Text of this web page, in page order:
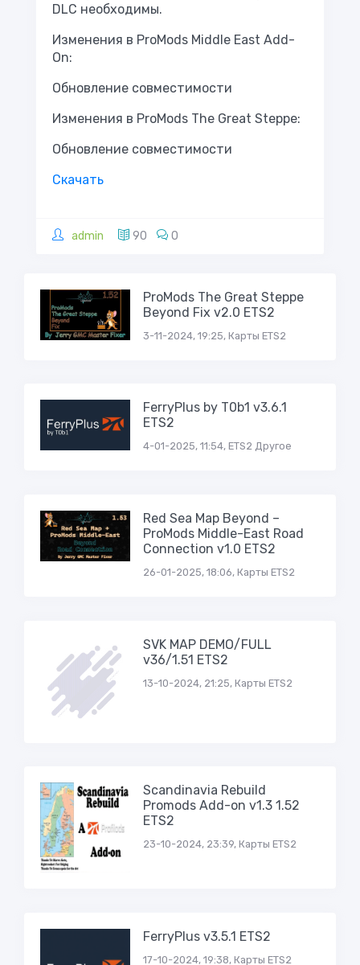
DLC необходимы.
Изменения в ProMods Middle East Add-
On:
Обновление совместимости
Изменения в ProMods The Great Steppe:
Обновление совместимости
Скачать
admin 90 0
ProMods The Great Steppe
Beyond Fix v2.0 ETS2
3-11-2024, 19:25, Карты ETS2
FerryPlus by T0b1 v3.6.1
ETS2
4-01-2025, 11:54, ETS2 Другое
Red Sea Map Beyond –
ProMods Middle-East Road
Connection v1.0 ETS2
26-01-2025, 18:06, Карты ETS2
SVK MAP DEMO/FULL
v36/1.51 ETS2
13-10-2024, 21:25, Карты ETS2
Scandinavia Rebuild
Promods Add-on v1.3 1.52
ETS2
23-10-2024, 23:39, Карты ETS2
FerryPlus v3.5.1 ETS2
17-10-2024, 19:38, Карты ETS2